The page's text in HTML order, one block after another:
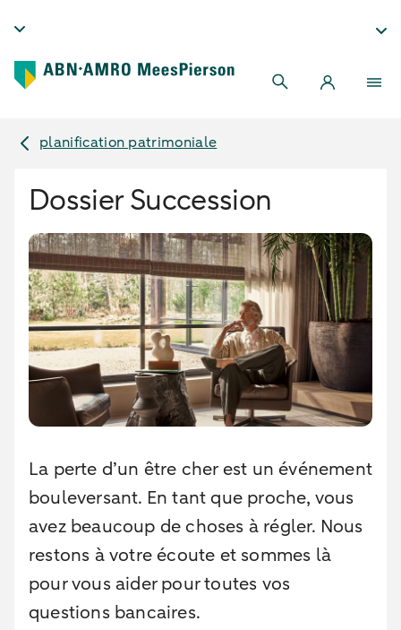
planification patrimoniale
Dossier Succession
La perte d’un être cher est un événement
bouleversant. En tant que proche, vous
avez beaucoup de choses à régler. Nous
restons à votre écoute et sommes là
pour vous aider pour toutes vos
questions bancaires.